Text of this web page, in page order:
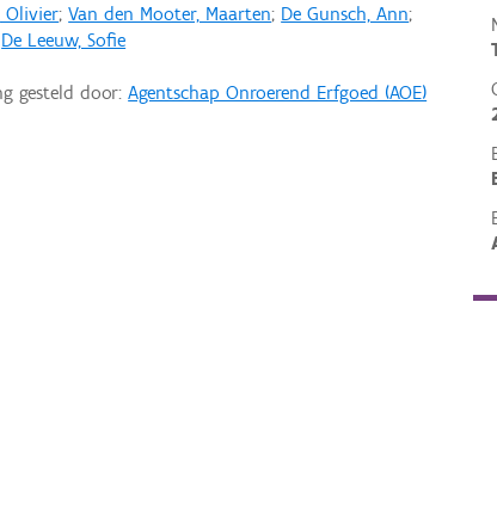
Olivier;Van den Mooter, Maarten; De Gunsch, Ann;
De Leeuw, Sofie
gesteld door:Agentschap Onroerend Erfgoed (AOE)